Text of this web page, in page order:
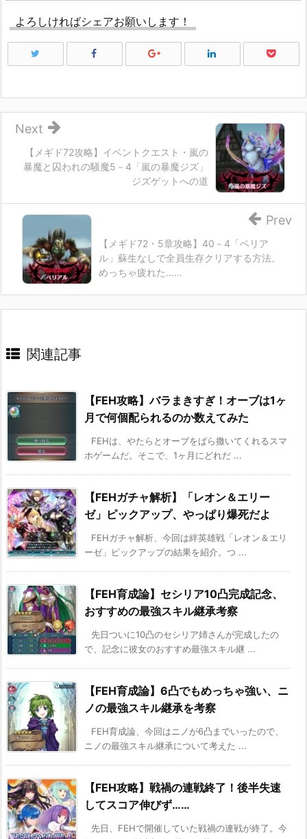
よろしければシェアお願いします！
【メギド72攻略】イベントクエスト・嵐の
暴魔と囚われの騒魔5－4「嵐の暴魔ジズ」
ジズゲットへの道
Next
【メギド72・5章攻略】40－4「ベリア
ル」蘇生なしで全員生存クリアする方法。
めっちゃ疲れた……
Prev
関連記事
【FEH攻略】バラまきすぎ！オーブは1ヶ
月で何個配られるのか数えてみた
FEHは、やたらとオーブをばら撒いてくれるスマ
ホゲームだ。そこで、1ヶ月にどれだ ...
【FEHガチャ解析】「レオン＆エリー
ゼ」ピックアップ、やっぱり爆死だよ
FEHガチャ解析、今回は絆英雄戦「レオン＆エリ
ーゼ」ピックアップの結果を紹介。つ ...
【FEH育成論】セシリア10凸完成記念、
おすすめの最強スキル継承考察
先日ついに10凸のセシリア姉さんが完成したの
で、記念に彼女のおすすめ最強スキル継 ...
【FEH育成論】6凸でもめっちゃ強い、ニ
ノの最強スキル継承を考察
FEH育成論、今回はニノが6凸までいったので、
ニノの最強スキル継承について考えた ...
【FEH攻略】戦禍の連戦終了！後半失速
してスコア伸びず……
先日、FEHで開催していた戦禍の連戦が終了。今